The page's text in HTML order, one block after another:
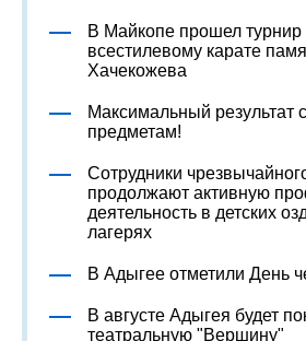
В Майкопе прошел турнир
всестилевому карате
Хачекожева
Максимальный результат
предметам!
Сотрудники
продолжают активную
деятельность в детских
лагерях
В Адыгее отметили День
В августе Адыгея будет
театральную "Вершину"